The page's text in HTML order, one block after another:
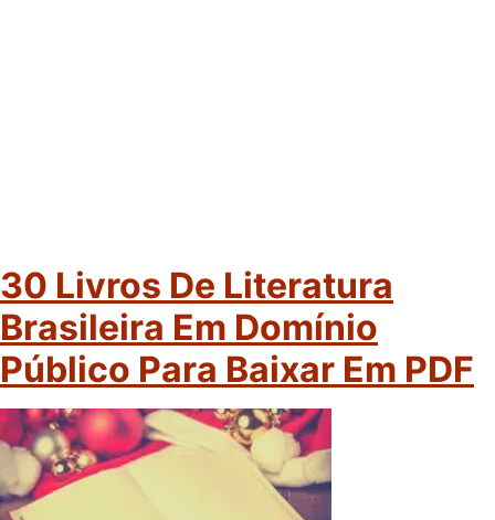
30 Livros De Literatura
Brasileira Em Domínio
Público Para Baixar Em PDF